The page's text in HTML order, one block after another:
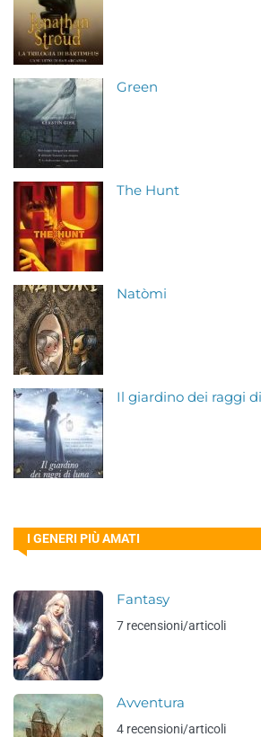
Green
The Hunt
Natòmi
Il giardino dei raggi
I GENERI PIÙ AMATI
Fantasy
7 recensioni/articoli
Avventura
4 recensioni/articoli